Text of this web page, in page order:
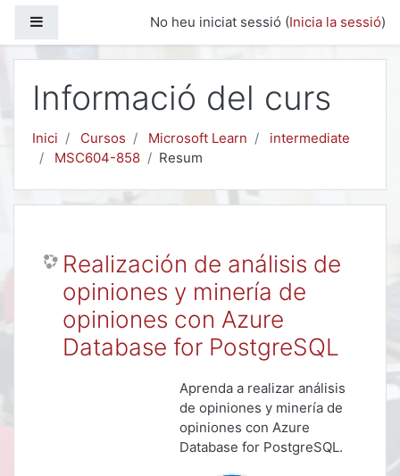
No heu iniciat sessió (Inicia la sessió)
Informació del curs
Inici Cursos Microsoft Learn
intermediate
MSC604-858
Resum
Realización de análisis de
opiniones y minería de
opiniones con Azure
Database for PostgreSQL
Aprenda a realizar análisis
de opiniones y minería de
opiniones con Azure
Database for PostgreSQL.